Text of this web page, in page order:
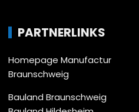
PARTNERLINKS
Homepage Manufactur
Braunschweig
Bauland Braunschweig